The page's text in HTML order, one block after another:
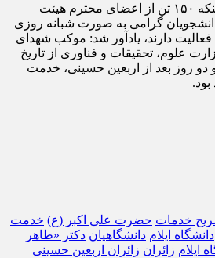
دکتر علی‌محمدی با بیان اینکه ۱۵۰ تن از اعضای محترم هیئت
گرامی به صورت شبانه روزی
دارند، یادآور شد: موکب شهدای
علوم، تحقیقات و فناوری از تاریخ
و دو روز بعد از اربعین حسینی، خدمت
خدمات حضرت علی اکبر (ع) خدمت
دانشگاه ایلام دانشگاهیان دکتر «طاهر
ایلام زائران زائران اربعین حسینی